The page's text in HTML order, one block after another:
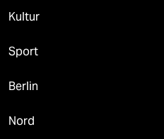
Kultur
Sport
Berlin
Nord